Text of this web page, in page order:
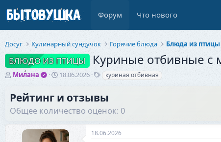
Форум Что нового
Досуг Кулинарный сундучок Горячие блюда Блюда из птицы
БЛЮДО ИЗ ПТИЦЫ Куриные отбивные с
А
о
р
е
Милана
Д
а
н
ч
а
18.06.2026
Т
и
куриная отбивная
Рейтинг и отзывы
Общее количество оценок: 0
18.06.2026